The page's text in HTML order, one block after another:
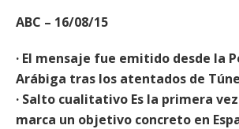
ABC – 16/08/15
· El mensaje fue emitido desde la
Arábiga tras los atentados de
· Salto cualitativo Es la primera vez
marca un objetivo concreto en